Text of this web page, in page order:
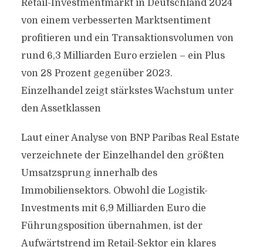
Retail-Investmentmarkt in Deutschland 2024
von einem verbesserten Marktsentiment
profitieren und ein Transaktionsvolumen von
rund 6,3 Milliarden Euro erzielen – ein Plus
von 28 Prozent gegenüber 2023.
Einzelhandel zeigt stärkstes Wachstum unter
den Assetklassen
Laut einer Analyse von BNP Paribas Real Estate
verzeichnete der Einzelhandel den größten
Umsatzsprung innerhalb des
Immobiliensektors. Obwohl die Logistik-
Investments mit 6,9 Milliarden Euro die
Führungsposition übernahmen, ist der
Aufwärtstrend im Retail-Sektor ein klares